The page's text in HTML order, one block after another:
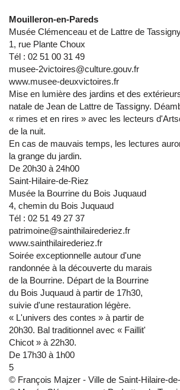
Mouilleron-en-Pareds
Musée Clémenceau et de Lattre de
1, rue Plante Choux
Tél : 02 51 00 31 49
musee-2victoires@culture.gouv.fr
www.musee-deuxvictoires.fr
Mise en lumière des jardins et des
natale de Jean de Lattre de Tassigny.
« rimes et en rires » avec les lecteurs
de la nuit.
En cas de mauvais temps, les lectures
la grange du jardin.
De 20h30 à 24h00
Saint-Hilaire-de-Riez
Musée la Bourrine du Bois Juquaud
4, chemin du Bois Juquaud
Tél : 02 51 49 27 37
patrimoine@sainthilairederiez.fr
www.sainthilairederiez.fr
Soirée exceptionnelle autour d'une
randonnée à la découverte du marais
de la Bourrine. Départ de la Bourrine
du Bois Juquaud à partir de 17h30,
suivie d'une restauration légère.
« L'univers des contes » à partir de
20h30. Bal traditionnel avec « Faillit'
Chicot » à 22h30.
De 17h30 à 1h00
5
© François Majzer - Ville de Saint-Hilaire-